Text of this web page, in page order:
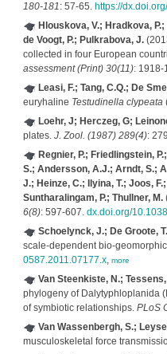
180-181: 57-65. https://
Hlouskova, V.; Hradkova,
de Voogt, P.; Pulkrabova, J.
collected in four European
assessment (Print) 30(11): 1918-
Leasi, F.; Tang, C.Q.; De
euryhaline Testudinella clypeata
Loehr, J; Herczeg, G;
plates. J. Zool. (1987) 289(4):
Regnier, P.; Friedlingstein,
S.; Andersson, A.J.; Arndt, S.;
J.; Heinze, C.; Ilyina, T.; Joos,
Suntharalingam, P.; Thullner, M.
6(8): 597-607. dx.doi.org/
Schoelynck, J.; De Groote,
scale-dependent bio-
0587.2011.07177.x, more
Van Steenkiste, N.;
phylogeny of Dalytyphloplanida
of symbiotic relationships. PLoS
Van Wassenbergh, S.;
musculoskeletal force